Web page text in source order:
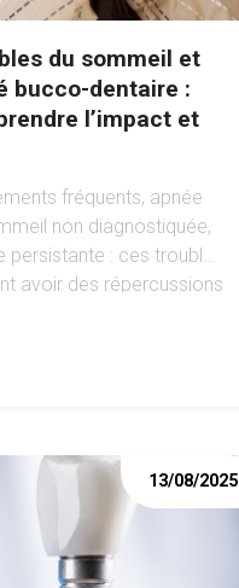
du sommeil et
bucco-dentaire :
l’impact et
fréquents, apnée
non diagnostiquée,
persistante : ces troubles
avoir des répercussions
13/08/2025